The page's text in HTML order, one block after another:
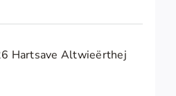
Hartsave Altwieërthej